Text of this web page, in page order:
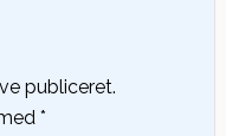
publiceret.
*